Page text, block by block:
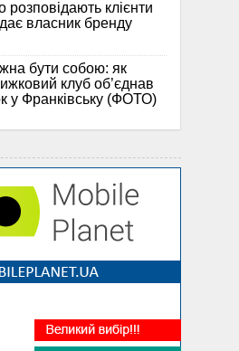
розповідають клієнти
власник бренду
бути собою: як
клуб об’єднав
у Франківську (ФОТО)